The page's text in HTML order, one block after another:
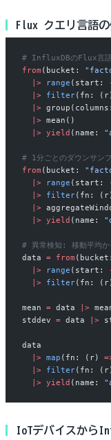
Flux クエリ言語
# InfluxDBのFlux言語:
from (bucket:
  |>
range (start:
  |>
filter(fn:
  |>
  |>
mean()
  |>
yield (name:
# 1分ごとのダウンサン
from (bucket:
  |>
range (start:
  |>
filter(fn:
  |>
  |>
yield (name:
# 異常検知: 移動平均か
data = from
  |>
range (start:
  |>
filter(fn:
mean = data |>
stddev = data |>
data
  |>
map (fn: (r)
  |>
filter(fn:
  |>
yield (name:
IoTデバイスから